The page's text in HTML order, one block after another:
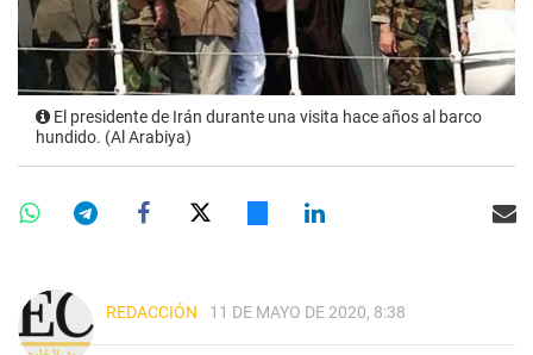
El presidente de Irán durante una visita hace años al barco
hundido. (Al Arabiya)
REDACCIÓN 11 DE MAYO DE 2020, 8:38